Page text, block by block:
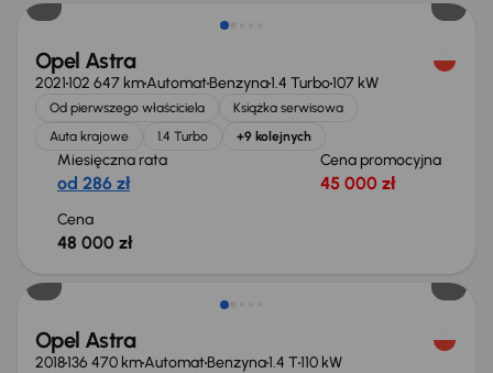
Opel Astra
2021102 647 kmAutomatBenzyna1.4 Turbo107 kW
Od pierwszego właściciela
Książka serwisowa
Auta krajowe
1.4 Turbo +9 kolejnych
Miesięczna rata
od 286 zł
Cena promocyjna
45 000 zł
Cena
48 000 zł
Możliwość odliczenia VAT
Opel Astra
2018136 470 kmAutomatBenzyna1.4 T110 kW